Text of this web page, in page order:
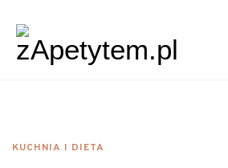
KUCHNIA I DIETA